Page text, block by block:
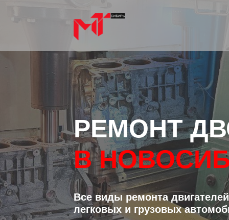
РЕМОНТ
В
Все виды ремонта двигателей
легковых и грузовых